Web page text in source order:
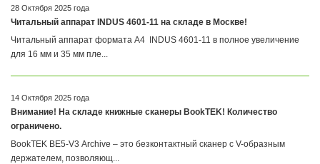
28 Октября 2025 года
Читальный аппарат INDUS 4601-11 на складе в Москве!
Читальный аппарат формата А4 INDUS 4601-11 в полное увеличение
для 16 мм и 35 мм пле...
14 Октября 2025 года
Внимание! На складе книжные сканеры BookTEK! Количество
ограничено.
BookTEK BE5-V3 Archive – это безконтактный сканер с V-образным
держателем, позволяющ...